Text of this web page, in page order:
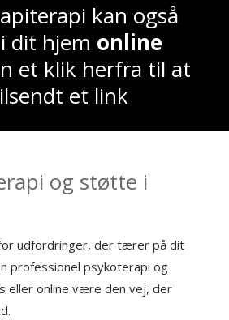
kan også
dit hjem online
et klik herfra til at
et link
og støtte i
udfordringer, der tærer på dit
professionel psykoterapi og
eller online være den vej, der